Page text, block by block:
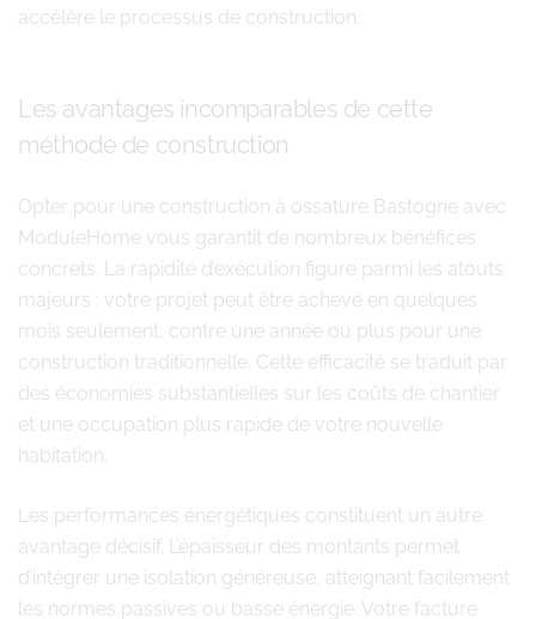
accélère le processus de construction.
Les avantages incomparables de cette
méthode de construction
Opter pour une construction à ossature Bastogne avec
ModuleHome vous garantit de nombreux bénéfices
concrets. La rapidité d’exécution figure parmi les atouts
majeurs : votre projet peut être achevé en quelques
mois seulement, contre une année ou plus pour une
construction traditionnelle. Cette efficacité se traduit par
des économies substantielles sur les coûts de chantier
et une occupation plus rapide de votre nouvelle
habitation.
Les performances énergétiques constituent un autre
avantage décisif. L’épaisseur des montants permet
d’intégrer une isolation généreuse, atteignant facilement
les normes passives ou basse énergie. Votre facture